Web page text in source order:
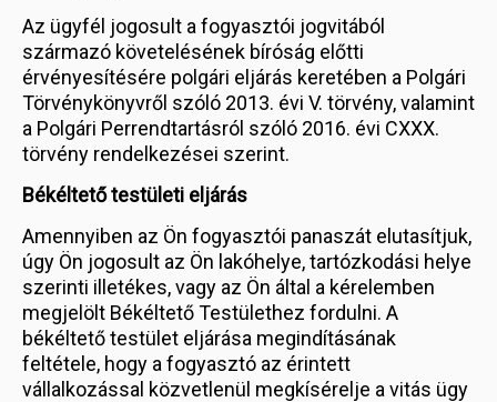
Az ügyfél jogosult a fogyasztói jogvitából
származó követelésének bíróság előtti
érvényesítésére polgári eljárás keretében a Polgári
Törvénykönyvről szóló 2013. évi V. törvény, valamint
a Polgári Perrendtartásról szóló 2016. évi CXXX.
törvény rendelkezései szerint.
Békéltető testületi eljárás
Amennyiben az Ön fogyasztói panaszát elutasítjuk,
úgy Ön jogosult az Ön lakóhelye, tartózkodási helye
szerinti illetékes, vagy az Ön által a kérelemben
megjelölt Békéltető Testülethez fordulni. A
békéltető testület eljárása megindításának
feltétele, hogy a fogyasztó az érintett
vállalkozással közvetlenül megkísérelje a vitás ügy